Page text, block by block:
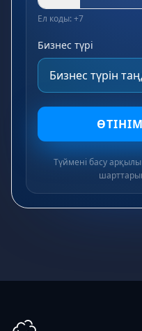
Ел коды: +7
Бизнес түрі
Түймені басу